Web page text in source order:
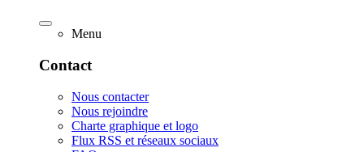
Menu
Contact
Nous contacter
Nous rejoindre
Charte graphique et logo
Flux RSS et réseaux sociaux